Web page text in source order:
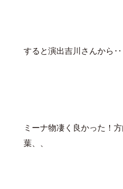
すると演出吉川さんから‥
ミーナ物凄く良かった！
葉、、